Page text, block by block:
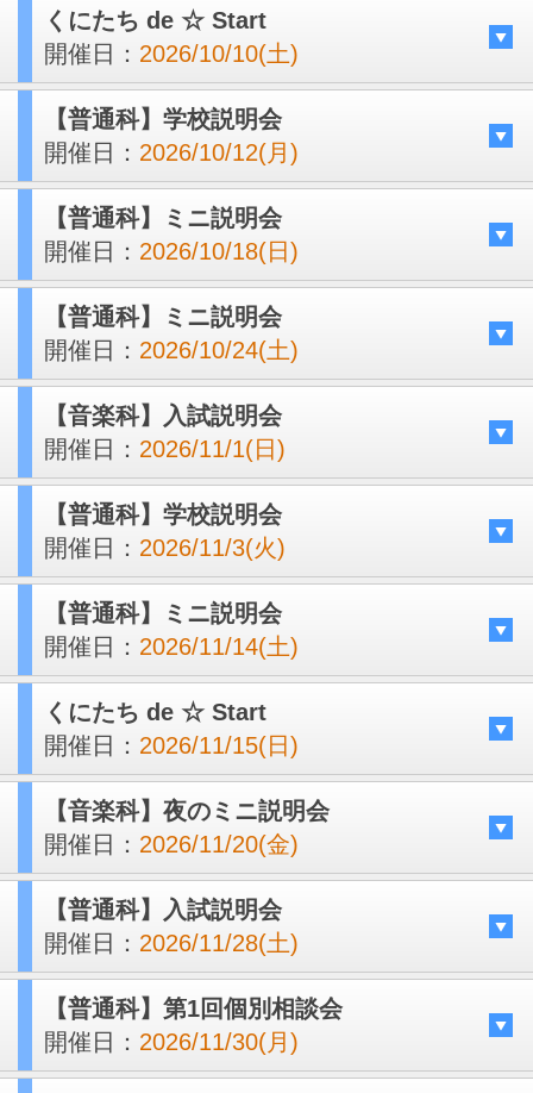
くにたち de ☆ Start
開催日： 2026/10/10(土)
【普通科】学校説明会
開催日： 2026/10/12(月)
【普通科】ミニ説明会
開催日： 2026/10/18(日)
【普通科】ミニ説明会
開催日： 2026/10/24(土)
【音楽科】入試説明会
開催日： 2026/11/1(日)
【普通科】学校説明会
開催日： 2026/11/3(火)
【普通科】ミニ説明会
開催日： 2026/11/14(土)
くにたち de ☆ Start
開催日： 2026/11/15(日)
【音楽科】夜のミニ説明会
開催日： 2026/11/20(金)
【普通科】入試説明会
開催日： 2026/11/28(土)
【普通科】第1回個別相談会
開催日： 2026/11/30(月)